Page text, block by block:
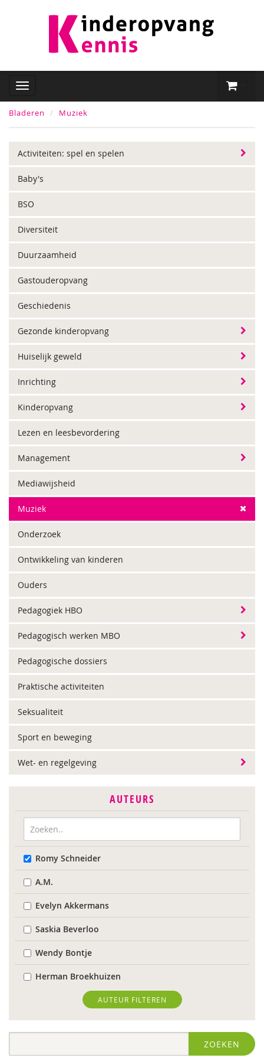
Bladeren Muziek
Activiteiten: spel en spelen
Baby's
BSO
Diversiteit
Duurzaamheid
Gastouderopvang
Geschiedenis
Gezonde kinderopvang
Huiselijk geweld
Inrichting
Kinderopvang
Lezen en leesbevordering
Management
Mediawijsheid
Muziek
Onderzoek
Ontwikkeling van kinderen
Ouders
Pedagogiek HBO
Pedagogisch werken MBO
Pedagogische dossiers
Praktische activiteiten
Seksualiteit
Sport en beweging
Wet- en regelgeving
AUTEURS
Romy Schneider
A.M.
Evelyn Akkermans
Saskia Beverloo
Wendy Bontje
Herman Broekhuizen
Marianne Busser
Marja van Delden
AUTEUR FILTEREN
ZOEKEN